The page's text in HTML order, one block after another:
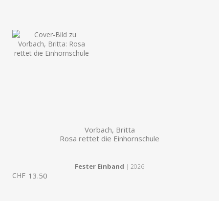
Vorbach, Britta
Rosa rettet die Einhornschule
Fester Einband | 2026
CHF 13.50